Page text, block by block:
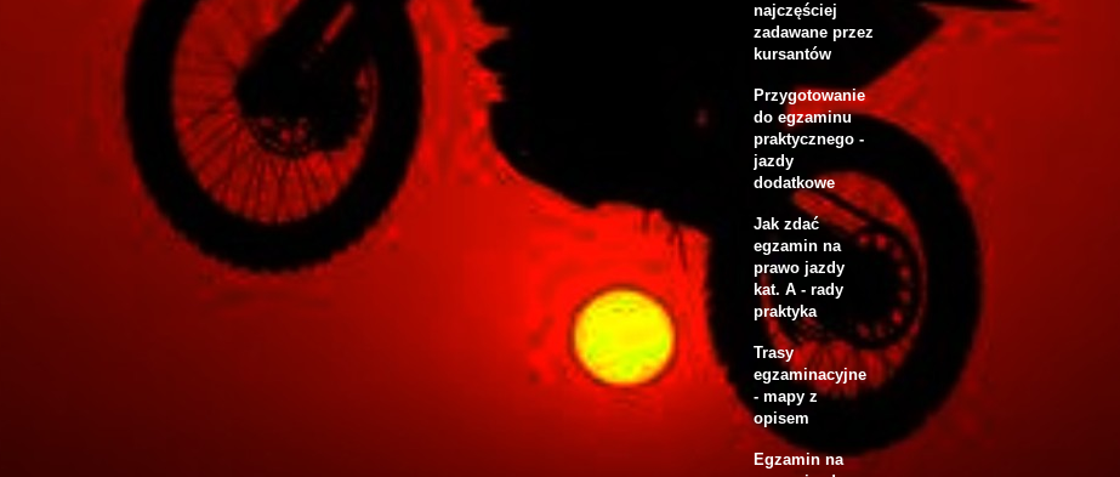
najczęściej
zadawane przez
kursantów
Przygotowanie
do egzaminu
praktycznego -
jazdy
dodatkowe
Jak zdać
egzamin na
prawo jazdy
kat. A - rady
praktyka
Trasy
egzaminacyjne
- mapy z
opisem
Egzamin na